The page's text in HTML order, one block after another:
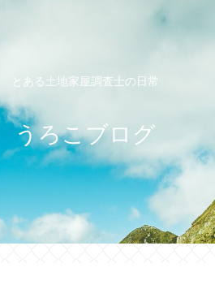
とある土地家屋調査士の日常
うろこブログ